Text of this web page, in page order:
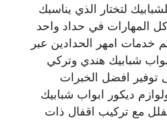
لتختار الذي يناسبك
المهارات في حداد واحد
خدمات امهر الحدادين عبر
شبابيك هندي وتركي
توفير افضل الخبرات
ديكور ابواب شبابيك
مع تركيب اقفال ذات